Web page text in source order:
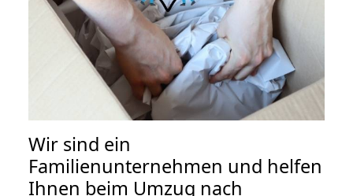
Wir sind ein
Familienunternehmen und helfen
Ihnen beim Umzug nach